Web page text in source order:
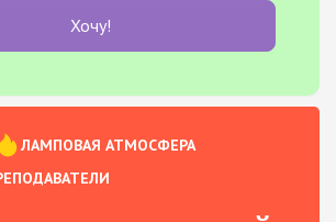
Хочу!
ЛАМПОВАЯ АТМОСФЕРА